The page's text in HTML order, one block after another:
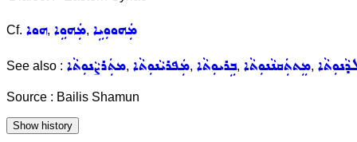
Cf. ܗܘܐ, ܡܲܗܘܹܐ, ܡܲܗܘܘܼܝܹܐ
See also : ܡܬܲܪܨܵܢܘܼܬܵܐ, ܡܲܦܪܝܵܢܘܼܬܵܐ, ܒܹܪܝܘܼܬܵܐ, ܡܸܬܬܲܩܢܵܢܘܼܬܵܐ,
Source : Bailis Shamun